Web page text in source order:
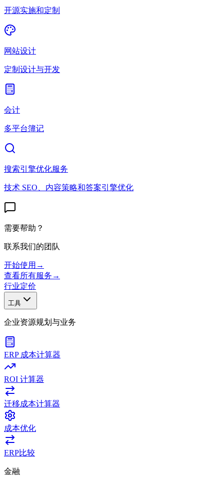
开源实施和定制
网站设计
定制设计与开发
会计
多平台簿记
搜索引擎优化服务
技术 SEO、内容策略和答案引擎优化
需要帮助？
联系我们的团队
开始使用 →
查看所有服务 →
行业定价
工具
企业资源规划与业务
ERP 成本计算器
ROI 计算器
迁移成本计算器
成本优化
ERP比较
金融